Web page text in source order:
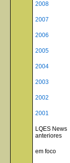
2008
2007
2006
2005
2004
2003
2002
2001
LQES News
anteriores
em foco